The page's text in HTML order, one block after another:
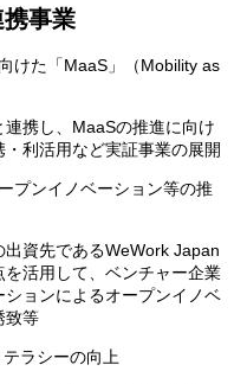
事業
けた「MaaS」（Mobility as
携し、MaaSの推進に向け
利活用など実証事業の展開
プンイノベーション等の推
出資先であるWeWork Japan
活用して、ベンチャー企業
ションによるオープンイノベ
致等
ラシーの向上